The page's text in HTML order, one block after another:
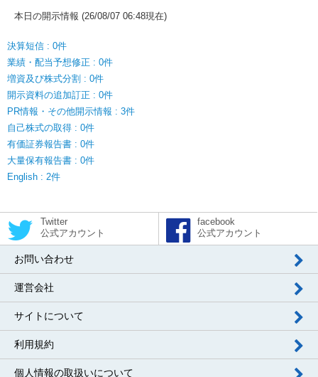
本日の開示情報 (26/08/07 06:48現在)
決算短信 : 0件
業績・配当予想修正 : 0件
増資及び株式分割 : 0件
開示資料の追加訂正 : 0件
PR情報・その他開示情報 : 3件
自己株式の取得 : 0件
有価証券報告書 : 0件
大量保有報告書 : 0件
English : 2件
Twitter
公式アカウント
facebook
公式アカウント
お問い合わせ
運営会社
サイトについて
利用規約
個人情報の取扱いについて